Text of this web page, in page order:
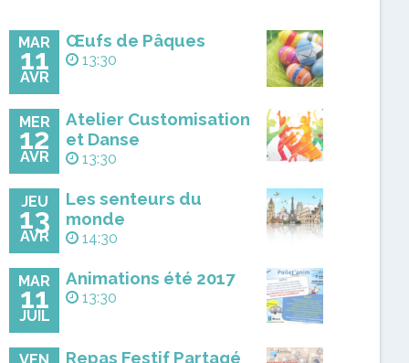
MAR
11
AVR
Œufs de Pâques
13:30
MER
12
AVR
Atelier Customisation
et Danse
13:30
JEU
13
AVR
Les senteurs du
monde
14:30
MAR
11
JUIL
Animations été 2017
13:30
Repas Festif Partagé